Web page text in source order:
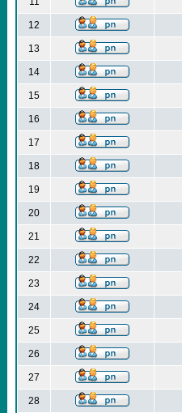
12
13
14
15
16
17
18
19
20
21
22
23
24
25
26
27
28